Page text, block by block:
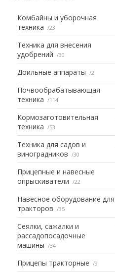
Комбайны и уборочная
техника
23
Техника для внесения
удобрений
30
Доильные аппараты 2
Почвообрабатывающая
техника
114
Кормозаготовительная
техника
53
Техника для садов и
виноградников
30
Прицепные и навесные
опрыскиватели
22
Навесное оборудование для
тракторов
35
Сеялки, сажалки и
рассадопосадочные
машины
34
Прицепы тракторные 9